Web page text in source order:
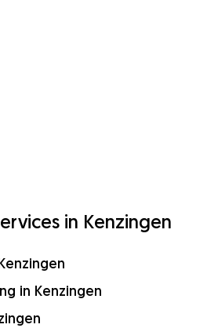
in Kenzingen
in Kenzingen